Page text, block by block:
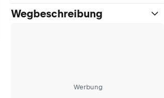
Wegbeschreibung
Werbung